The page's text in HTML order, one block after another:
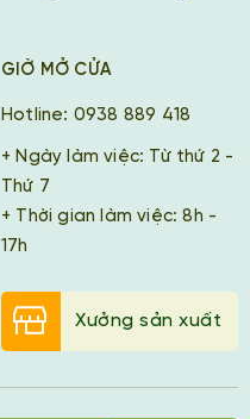
GIỜ MỞ CỬA
Hotline: 0938 889 418
+ Ngày làm việc: Từ thứ 2 -
Thứ 7
+ Thời gian làm việc: 8h -
17h
Xưởng sản xuất